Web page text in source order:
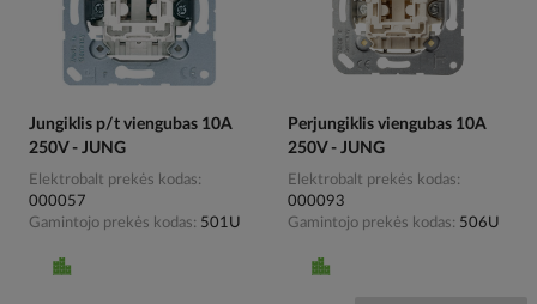
Jungiklis p/t viengubas 10A
250V - JUNG
Elektrobalt prekės kodas
000057
Gamintojo prekės kodas
501U
Perjungiklis viengubas 10A
250V - JUNG
Elektrobalt prekės kodas
000093
Gamintojo prekės kodas
506U